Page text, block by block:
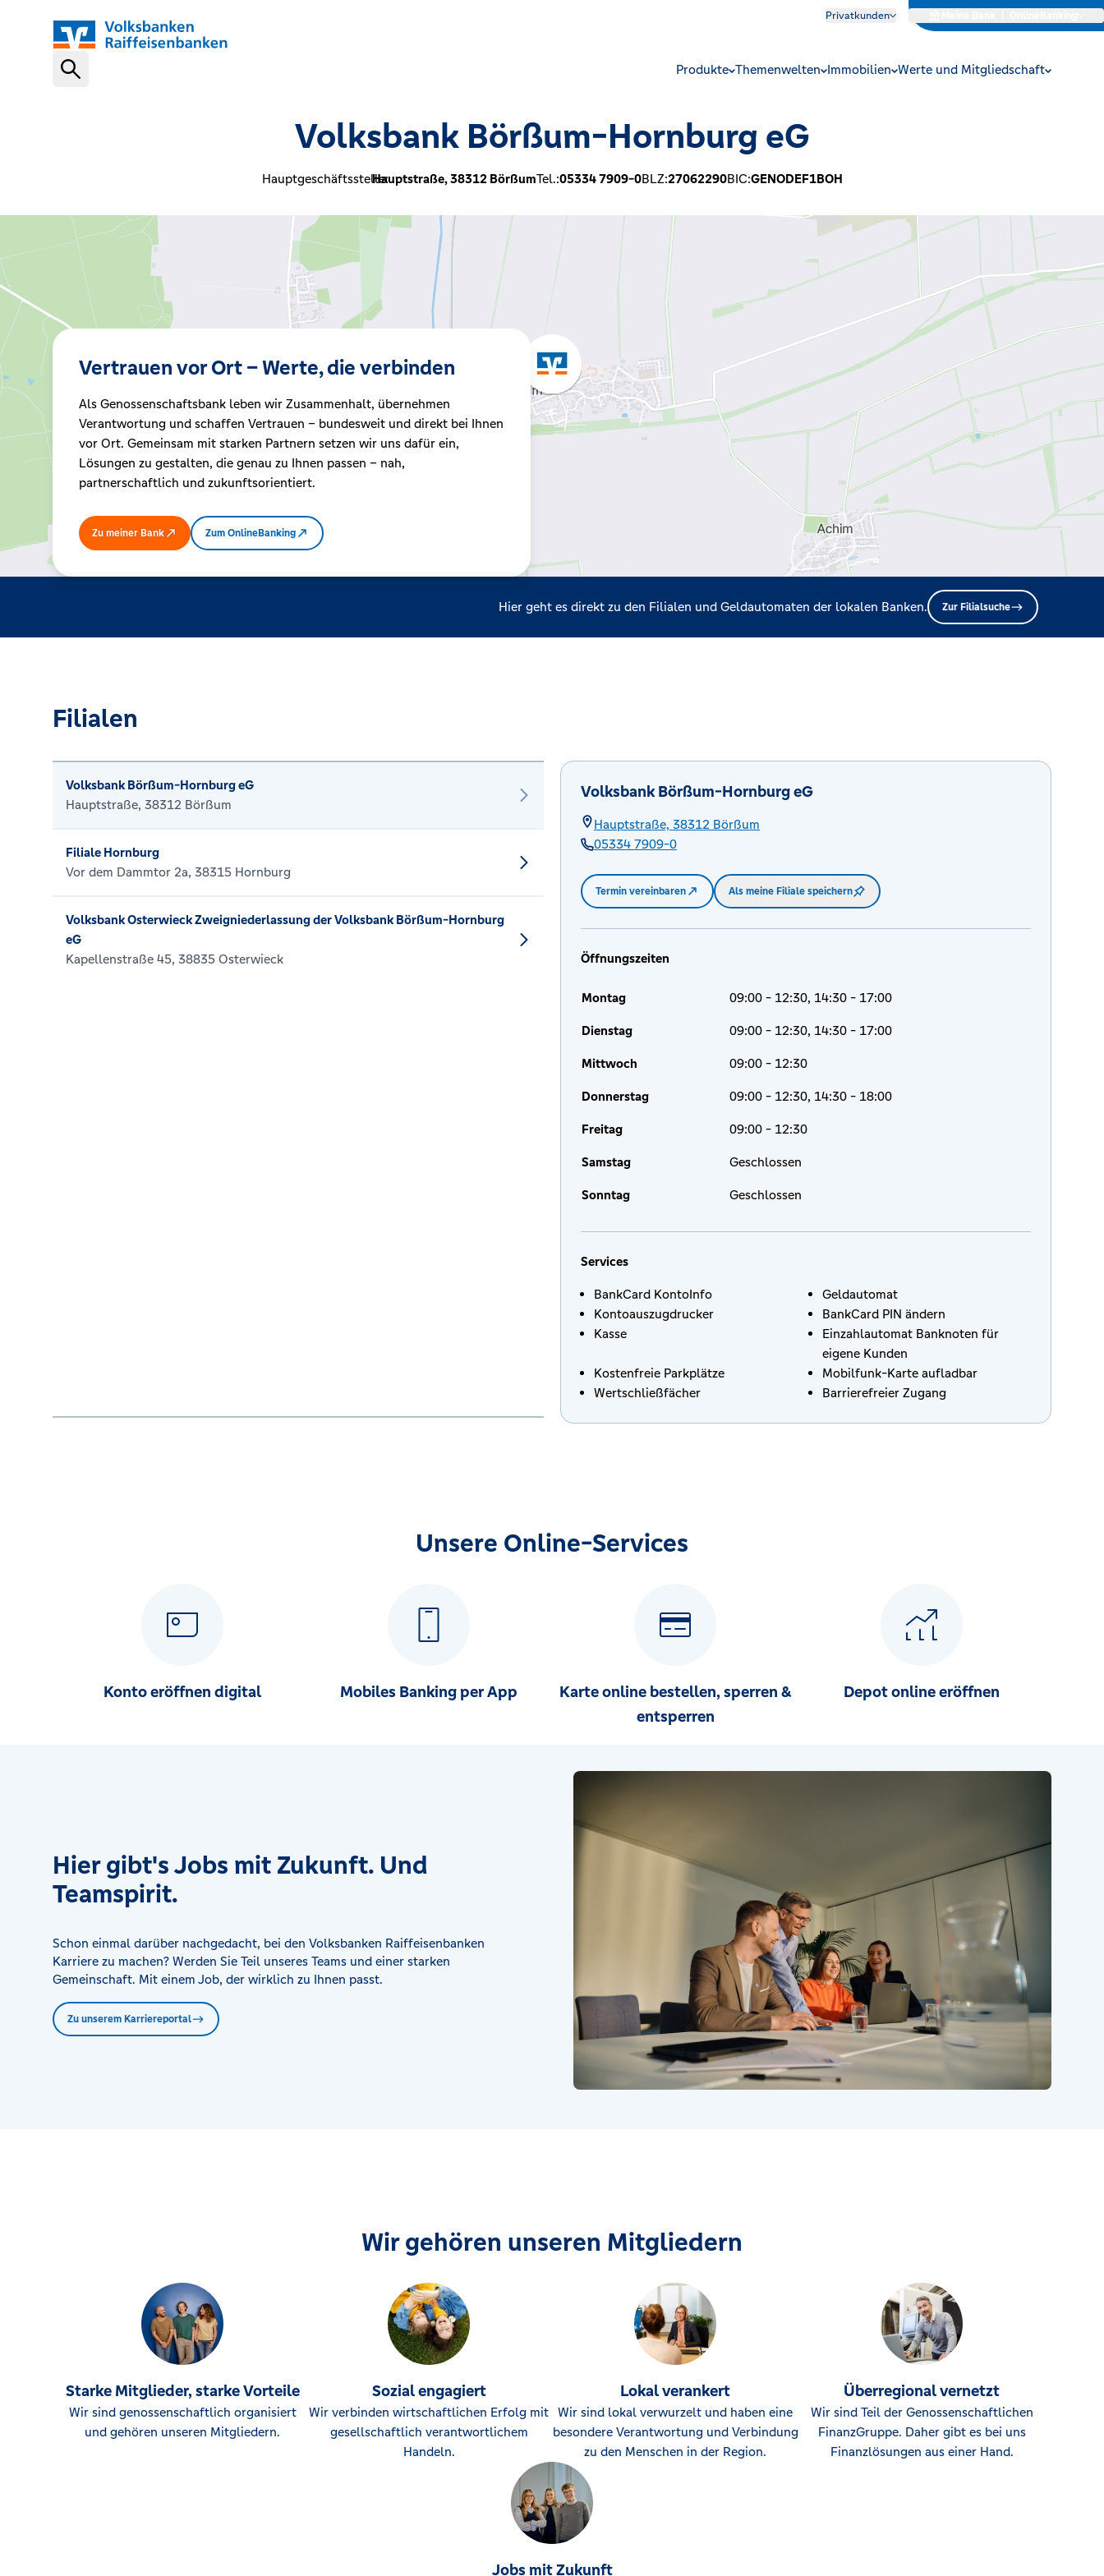
Privatkunden
Kreditrechner
Immobilien
Produkte Themenwelten Immobilien Werte und Mitgliedschaft
Volksbank Börßum-Hornburg eG
Hauptgeschäftsstelle:Hauptstraße,38312 BörßumTel.:05334 7909-0BLZ:27062290BIC:GENODEF1BOH
Vertrauen vor Ort – Werte, die verbinden
Als Genossenschaftsbank leben wir Zusammenhalt, übernehmen
Verantwortung und schaffen Vertrauen – bundesweit und direkt bei Ihnen
vor Ort. Gemeinsam mit starken Partnern setzen wir uns dafür ein,
Lösungen zu gestalten, die genau zu Ihnen passen – nah,
partnerschaftlich und zukunftsorientiert.
Zu meiner Bank Zum OnlineBanking
Hier geht es direkt zu den Filialen und Geldautomaten der lokalen Banken. Zur Filialsuche
Filialen
Volksbank Börßum-Hornburg eG
Hauptstraße, 38312 Börßum
Filiale Hornburg
Vor dem Dammtor 2a, 38315 Hornburg
Volksbank Osterwieck Zweigniederlassung der Volksbank Börßum-Hornburg
eG
Kapellenstraße 45, 38835 Osterwieck
Volksbank Börßum-Hornburg eG
Hauptstraße, 38312 Börßum
05334 7909-0
Termin vereinbaren Als meine Filiale speichern
Öffnungszeiten
Montag 09:00 - 12:30, 14:30 - 17:00
Dienstag 09:00 - 12:30, 14:30 - 17:00
Mittwoch 09:00 - 12:30
Donnerstag 09:00 - 12:30, 14:30 - 18:00
Freitag 09:00 - 12:30
Samstag Geschlossen
Sonntag Geschlossen
Services
BankCard KontoInfo
Geldautomat
Kontoauszugdrucker
BankCard PIN ändern
Kasse
Einzahlautomat Banknoten für
eigene Kunden
Kostenfreie Parkplätze
Mobilfunk-Karte aufladbar
Wertschließfächer
Barrierefreier Zugang
Unsere Online-Services
Konto eröffnen digital Mobiles Banking per App
Karte online bestellen, sperren &
entsperren
Depot online eröffnen
Hier gibt's Jobs mit Zukunft. Und
Teamspirit.
Schon einmal darüber nachgedacht, bei den Volksbanken Raiffeisenbanken
Karriere zu machen? Werden Sie Teil unseres Teams und einer starken
Gemeinschaft. Mit einem Job, der wirklich zu Ihnen passt.
Zu unserem Karriereportal
Wir gehören unseren Mitgliedern
Starke Mitglieder, starke Vorteile
Wir sind genossenschaftlich organisiert
und gehören unseren Mitgliedern.
Sozial engagiert
Wir verbinden wirtschaftlichen Erfolg mit
gesellschaftlich verantwortlichem
Handeln.
Lokal verankert
Wir sind lokal verwurzelt und haben eine
besondere Verantwortung und Verbindung
zu den Menschen in der Region.
Überregional vernetzt
Wir sind Teil der Genossenschaftlichen
FinanzGruppe. Daher gibt es bei uns
Finanzlösungen aus einer Hand.
Jobs mit Zukunft